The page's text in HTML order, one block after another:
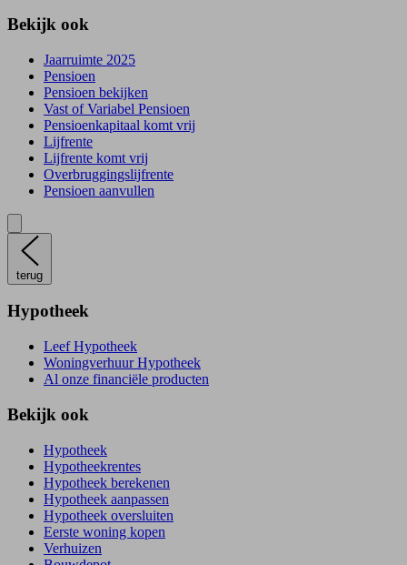
Bekijk ook
Jaarruimte 2025
Pensioen
Pensioen bekijken
Vast of Variabel Pensioen
Pensioenkapitaal komt vrij
Lijfrente
Lijfrente komt vrij
Overbruggingslijfrente
Pensioen aanvullen
terug
Hypotheek
Leef Hypotheek
Woningverhuur Hypotheek
Al onze financiële producten
Bekijk ook
Hypotheek
Hypotheekrentes
Hypotheek berekenen
Hypotheek aanpassen
Hypotheek oversluiten
Eerste woning kopen
Verhuizen